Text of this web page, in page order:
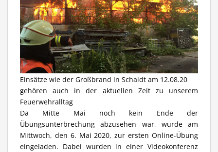
Einsätze wie der Großbrand in Schaidt am 12.08.20
gehören auch in der aktuellen Zeit zu unserem
Feuerwehralltag
Da Mitte Mai noch kein Ende der
Übungsunterbrechung abzusehen war, wurde am
Mittwoch, den 6. Mai 2020, zur ersten Online-Übung
eingeladen. Dabei wurden in einer Videokonferenz